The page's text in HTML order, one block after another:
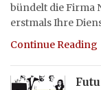
bündelt die Firma
erstmals Ihre
Continue Reading